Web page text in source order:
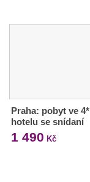
Praha: pobyt ve 4*
hotelu se snídaní
1 490 Kč